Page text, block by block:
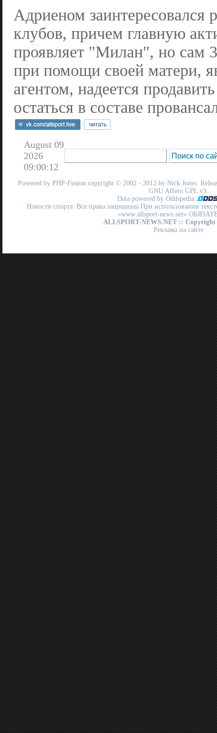
Адриеном заинтересовался
клубов, причем главную
проявляет "Милан", но сам
при помощи своей матери,
агентом, надеется
остаться в составе
August 09
2026
09:00:12
Powered by PHP-Fusion copyright © 2002 - 2012 by Nick Jones.
GNU Affero GPL v3.
Data powered by Oddspedia
Новости спорта. Все права защищены При использовании
«www.allsport-news.net»
ALLSPORT-NEWS.NET :: Copyright
Реклама на сайте